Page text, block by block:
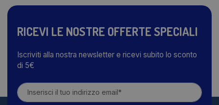
RICEVI LE NOSTRE OFFERTE SPECIALI
Iscriviti alla nostra newsletter e ricevi subito lo sconto
di 5€